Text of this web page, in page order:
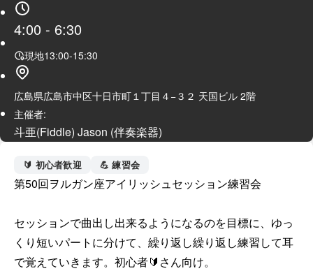
4:00 - 6:30
現地13:00-15:30
広島県広島市中区十日市町１丁目４−３２ 天国ビル 2階
主催者:
斗亜(Fiddle) Jason (伴奏楽器)
🔰 初心者歓迎 💪 練習会
第50回ヲルガン座アイリッシュセッション練習会
セッションで曲出し出来るようになるのを目標に、ゆっ
くり短いパートに分けて、繰り返し繰り返し練習して耳
で覚えていきます。初心者🔰さん向け。